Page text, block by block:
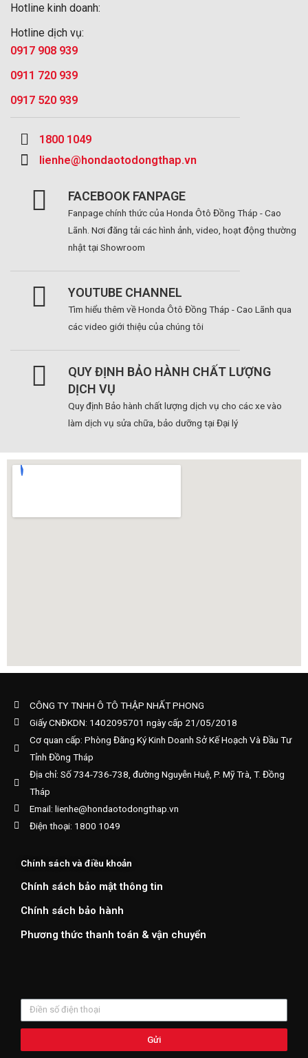
Hotline kinh doanh:
Hotline dịch vụ:
0917 908 939
0911 720 939
0917 520 939
1800 1049
lienhe@hondaotodongthap.vn
FACEBOOK FANPAGE
Fanpage chính thức của Honda Ôtô Đồng Tháp - Cao
Lãnh. Nơi đăng tải các hình ảnh, video, hoạt động thường
nhật tại Showroom
YOUTUBE CHANNEL
Tìm hiểu thêm về Honda Ôtô Đồng Tháp - Cao Lãnh qua
các video giới thiệu của chúng tôi
QUY ĐỊNH BẢO HÀNH CHẤT LƯỢNG
DỊCH VỤ
Quy định Bảo hành chất lượng dịch vụ cho các xe vào
làm dịch vụ sửa chữa, bảo dưỡng tại Đại lý
CÔNG TY TNHH Ô TÔ THẬP NHẤT PHONG
Giấy CNĐKDN: 1402095701 ngày cấp 21/05/2018
Cơ quan cấp: Phòng Đăng Ký Kinh Doanh Sở Kế Hoạch Và Đầu Tư
Tỉnh Đồng Tháp
Địa chỉ: Số 734-736-738, đường Nguyễn Huệ, P. Mỹ Trà, T. Đồng
Tháp
Email: lienhe@hondaotodongthap.vn
Điện thoại: 1800 1049
Chính sách và điều khoản
Chính sách bảo mật thông tin
Chính sách bảo hành
Phương thức thanh toán & vận chuyển
Gửi